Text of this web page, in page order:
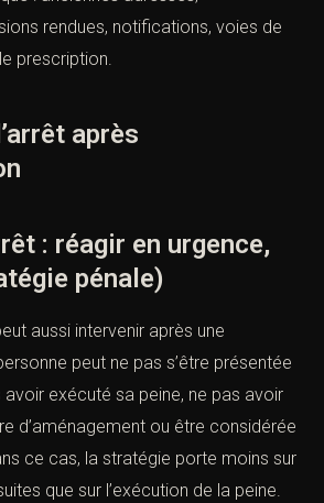
irrégularité peut être exploitée.
apparaît souvent dans des dossiers
Elle est contrôlée des années plus
d’un mandat. Il faut alors
rendues, notifications, voies de
prescription.
après
: réagir en urgence,
pénale)